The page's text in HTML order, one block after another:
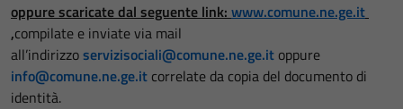
oppure scaricate dal seguente link: www.comune.ne.ge.it
,compilate e inviate via mail
all’indirizzoservizisociali@comune.ne.ge.it oppure
info@comune.ne.ge.it correlate da copia del documento di
identità.